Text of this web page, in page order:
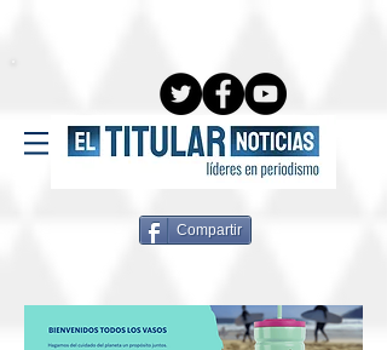
Compartir